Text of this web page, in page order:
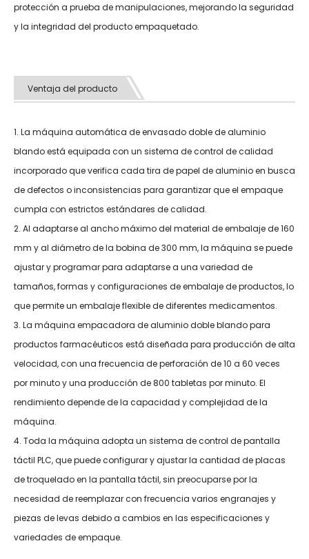
protección a prueba de manipulaciones, mejorando la seguridad
y la integridad del producto empaquetado.
Ventaja del producto
1. La máquina automática de envasado doble de aluminio
blando está equipada con un sistema de control de calidad
incorporado que verifica cada tira de papel de aluminio en busca
de defectos o inconsistencias para garantizar que el empaque
cumpla con estrictos estándares de calidad.
2. Al adaptarse al ancho máximo del material de embalaje de 160
mm y al diámetro de la bobina de 300 mm, la máquina se puede
ajustar y programar para adaptarse a una variedad de
tamaños, formas y configuraciones de embalaje de productos, lo
que permite un embalaje flexible de diferentes medicamentos.
3. La máquina empacadora de aluminio doble blando para
productos farmacéuticos está diseñada para producción de alta
velocidad, con una frecuencia de perforación de 10 a 60 veces
por minuto y una producción de 800 tabletas por minuto. El
rendimiento depende de la capacidad y complejidad de la
máquina.
4. Toda la máquina adopta un sistema de control de pantalla
táctil PLC, que puede configurar y ajustar la cantidad de placas
de troquelado en la pantalla táctil, sin preocuparse por la
necesidad de reemplazar con frecuencia varios engranajes y
piezas de levas debido a cambios en las especificaciones y
variedades de empaque.